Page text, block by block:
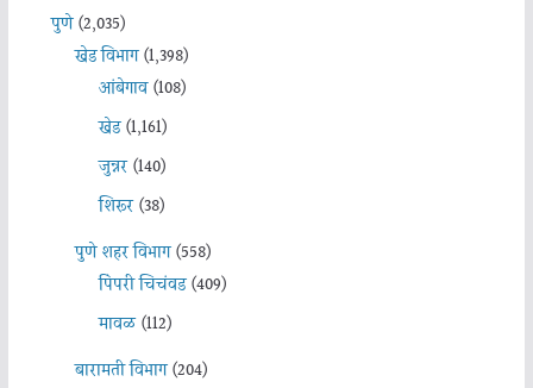
पुणे(2,035)
खेड विभाग(1,398)
आंबेगाव(108)
खेड(1,161)
जुन्नर(140)
शिरूर(38)
पुणे शहर विभाग(558)
पिंपरी चिचंवड(409)
मावळ(112)
बारामती विभाग(204)